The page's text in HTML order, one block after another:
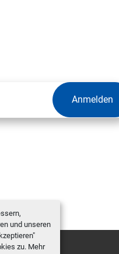
und unseren
zu. Mehr
Anmelden